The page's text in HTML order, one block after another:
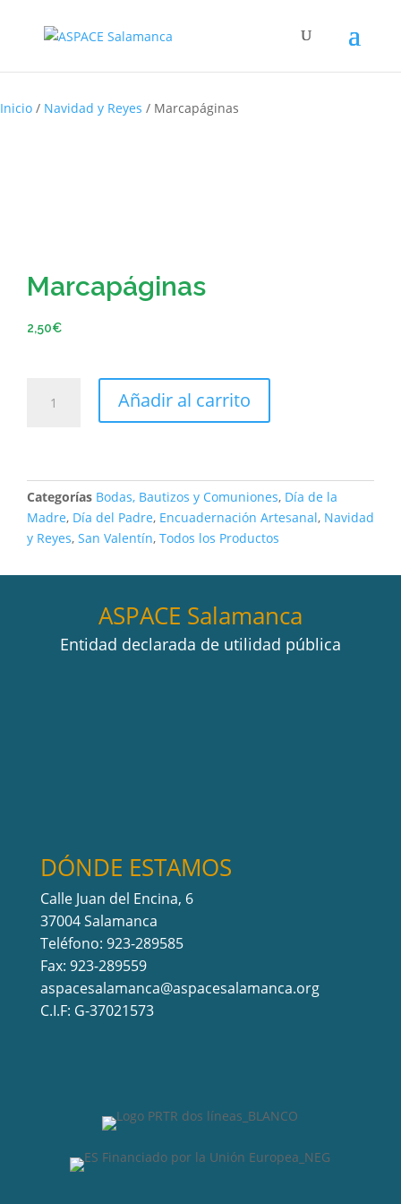
Inicio / Navidad y Reyes / Marcapáginas
Marcapáginas
2,50€
Añadir al carrito
Categorías Bodas, Bautizos y Comuniones, Día de la
Madre, Día del Padre, Encuadernación Artesanal, Navidad
y Reyes, San Valentín, Todos los Productos
ASPACE Salamanca
Entidad declarada de utilidad pública
DÓNDE ESTAMOS
Calle Juan del Encina, 6
37004 Salamanca
Teléfono: 923-289585
Fax: 923-289559
aspacesalamanca@aspacesalamanca.org
C.I.F: G-37021573